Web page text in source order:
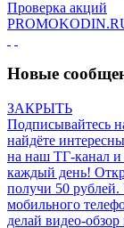
Проверка акций
Новые
ЗАКРЫТЬ
Подписывайтесь
найдёте
на наш ТГ-канал
каждый день!
получи 50 рублей.
мобильного
делай видео-